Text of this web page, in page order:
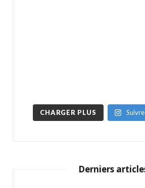
CHARGER PLUS
Derniers